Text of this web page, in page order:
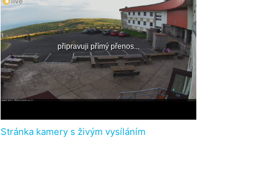
Stránka kamery s živým vysíláním